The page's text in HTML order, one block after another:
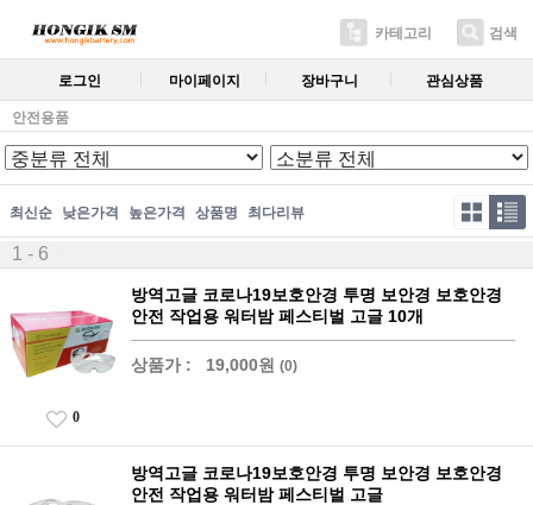
카테고리 검색
로그인 마이페이지 장바구니 관심상품
안전용품
최신순 낮은가격 높은가격 상품명 최다리뷰
1 - 6
방역고글 코로나19보호안경 투명 보안경 보호안경
안전 작업용 워터밤 페스티벌 고글 10개
상품가 : 19,000원 (0)
0
방역고글 코로나19보호안경 투명 보안경 보호안경
안전 작업용 워터밤 페스티벌 고글